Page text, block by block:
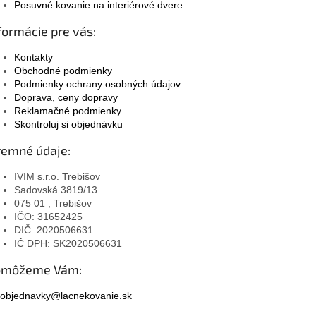
Posuvné kovanie na interiérové dvere
pre vás:
Kontakty
Obchodné podmienky
Podmienky ochrany osobných údajov
Doprava, ceny dopravy
Reklamačné podmienky
Skontroluj si objednávku
údaje:
IVIM s.r.o. Trebišov
Sadovská 3819/13
075 01 , Trebišov
IČO: 31652425
DIČ: 2020506631
IČ DPH: SK2020506631
Vám:
objednavky@lacnekovanie.sk